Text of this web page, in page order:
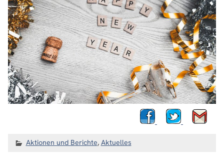
Aktionen und Berichte, Aktuelles